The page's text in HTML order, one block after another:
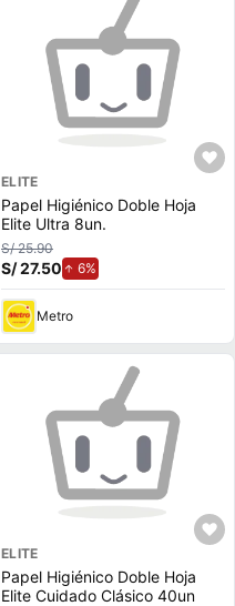
ELITE
Papel Higiénico Doble Hoja
Elite Ultra 8un.
S/ 25.90
S/ 27.50 6%
Metro
ELITE
Papel Higiénico Doble Hoja
Elite Cuidado Clásico 40un